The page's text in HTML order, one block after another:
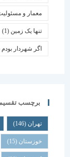
معمار و مسئولیت
تنها یک زمین(1)
اگر شهردار بودم (1)
برچسب تقسیم‌بندی
همدان
خوزستان(15)